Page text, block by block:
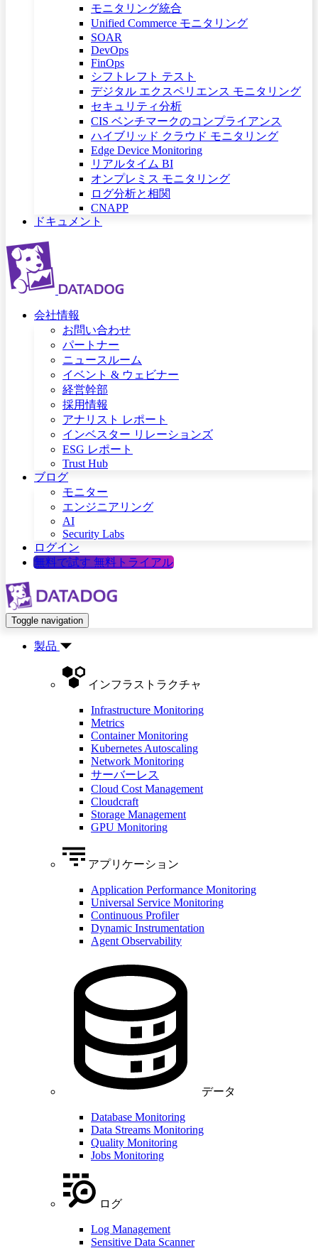
モニタリング統合
Unified Commerce モニタリング
SOAR
DevOps
FinOps
シフトレフト テスト
デジタル エクスペリエンス モニタリング
セキュリティ分析
CIS ベンチマークのコンプライアンス
ハイブリッド クラウド モニタリング
Edge Device Monitoring
リアルタイム BI
オンプレミス モニタリング
ログ分析と相関
CNAPP
ドキュメント
会社情報
お問い合わせ
パートナー
ニュースルーム
イベント & ウェビナー
経営幹部
採用情報
アナリスト レポート
インベスター リレーションズ
ESG レポート
Trust Hub
ブログ
モニター
エンジニアリング
AI
Security Labs
ログイン
無料で試す 無料トライアル
Toggle navigation
製品
インフラストラクチャ
Infrastructure Monitoring
Metrics
Container Monitoring
Kubernetes Autoscaling
Network Monitoring
サーバーレス
Cloud Cost Management
Cloudcraft
Storage Management
GPU Monitoring
アプリケーション
Application Performance Monitoring
Universal Service Monitoring
Continuous Profiler
Dynamic Instrumentation
Agent Observability
データ
Database Monitoring
Data Streams Monitoring
Quality Monitoring
Jobs Monitoring
ログ
Log Management
Sensitive Data Scanner